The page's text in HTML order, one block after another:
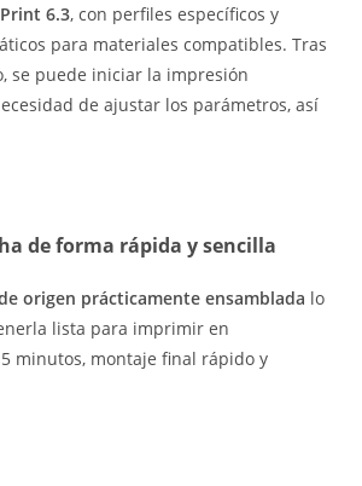
6.3, con perfiles específicos y
para materiales compatibles. Tras
se puede iniciar la impresión
de ajustar los parámetros, así
de forma rápida y sencilla
origen prácticamente ensamblada lo
lista para imprimir en
minutos, montaje final rápido y